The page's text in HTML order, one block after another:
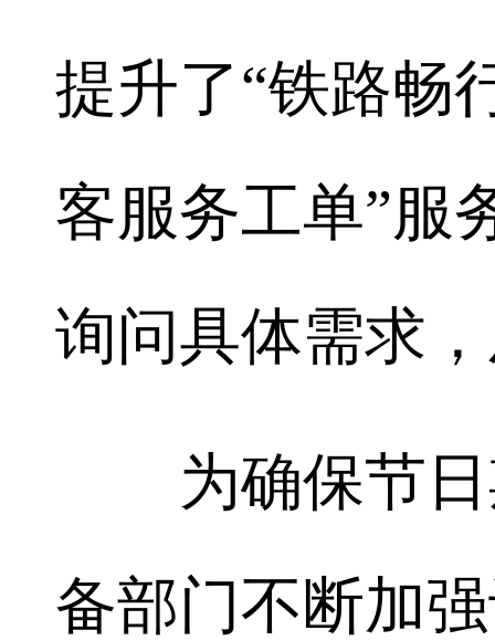
提升了“铁路畅
客服务工单”服
询问具体需求
为确保节日
备部门不断加